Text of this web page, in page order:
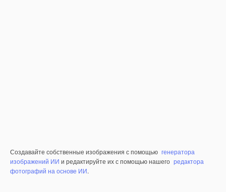
Создавайте собственные изображения с помощью генератора
изображений ИИ и редактируйте их с помощью нашего редактора
фотографий на основе ИИ.